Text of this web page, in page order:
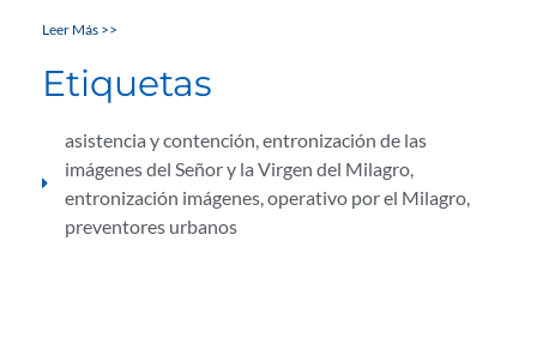
Leer Más >>
Etiquetas
asistencia y contención,entronización de las
imágenes del Señor y la Virgen del Milagro,
entronización imágenes,operativo por el Milagro,
preventores urbanos